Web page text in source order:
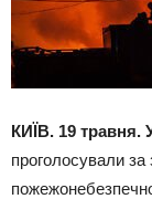
КИЇВ. 19 травня.
проголосували за